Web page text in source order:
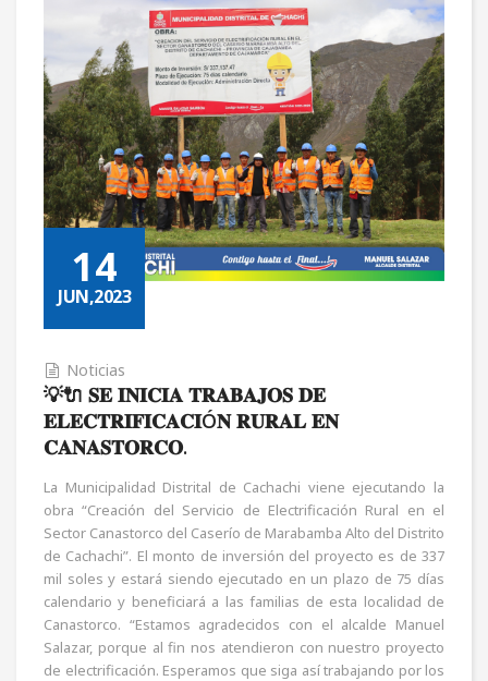
14
JUN,2023
Noticias
💡🔌 𝐒𝐄 𝐈𝐍𝐈𝐂𝐈𝐀 𝐓𝐑𝐀𝐁𝐀𝐉𝐎𝐒 𝐃𝐄
𝐄𝐋𝐄𝐂𝐓𝐑𝐈𝐅𝐈𝐂𝐀𝐂𝐈Ó𝐍 𝐑𝐔𝐑𝐀𝐋 𝐄𝐍
𝐂𝐀𝐍𝐀𝐒𝐓𝐎𝐑𝐂𝐎.
La Municipalidad Distrital de Cachachi viene ejecutando la
obra “Creación del Servicio de Electrificación Rural en el
Sector Canastorco del Caserío de Marabamba Alto del Distrito
de Cachachi”. El monto de inversión del proyecto es de 337
mil soles y estará siendo ejecutado en un plazo de 75 días
calendario y beneficiará a las familias de esta localidad de
Canastorco. “Estamos agradecidos con el alcalde Manuel
Salazar, porque al fin nos atendieron con nuestro proyecto
de electrificación. Esperamos que siga así trabajando por los